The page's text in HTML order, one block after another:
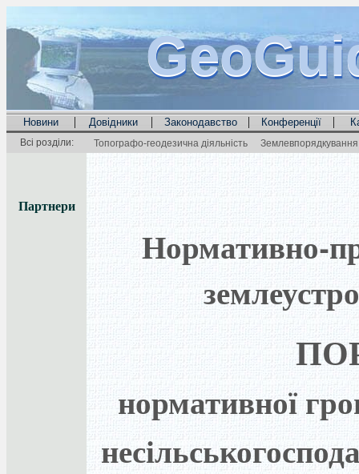
Новини | Довідники | Законодавство | Конференції |
Всі розділи: Топографо-геодезична діяльність
Партнери
Нормативно-
нормативної